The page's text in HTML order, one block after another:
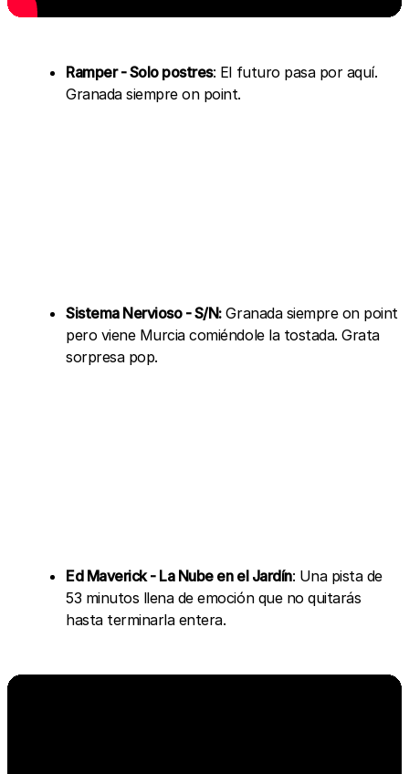
Ramper - Solo postres: El futuro pasa por aquí.
Granada siempre on point.
Sistema Nervioso - S/N:Granada siempre on point
pero viene Murcia comiéndole la tostada. Grata
sorpresa pop.
Ed Maverick - La Nube en el Jardín: Una pista de
53 minutos llena de emoción que no quitarás
hasta terminarla entera.